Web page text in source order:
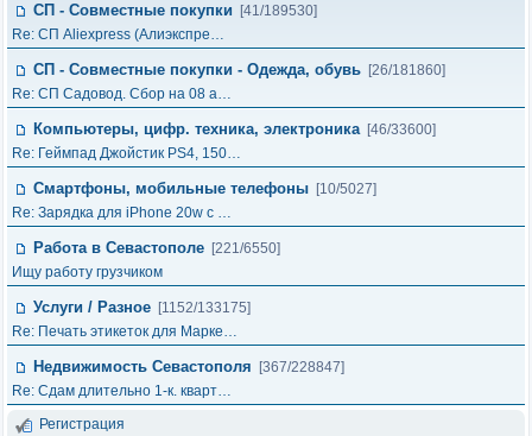
СП - Совместные покупки
[41/189530]
Re: СП Aliexpress (Алиэкспре…
СП - Совместные покупки - Одежда, обувь [26/181860]
Re: СП Садовод. Сбор на 08 а…
Компьютеры, цифр. техника, электроника [46/33600]
Re: Геймпад Джoйcтик PS4, 150…
Смартфоны, мобильные телефоны [10/5027]
Re: Зарядка для iPhone 20w с …
Работа в Севастополе [221/6550]
Ищу работу грузчиком
Услуги / Разное [1152/133175]
Re: Печать этикеток для Марке…
Недвижимость Севастополя
[367/228847]
Re: Сдам длительно 1-к. кварт…
Регистрация